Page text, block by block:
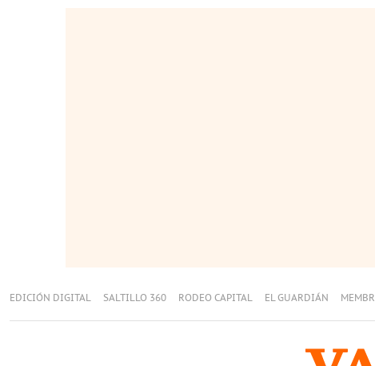
EDICIÓN DIGITAL SALTILLO 360 RODEO CAPITAL EL GUARDIÁN